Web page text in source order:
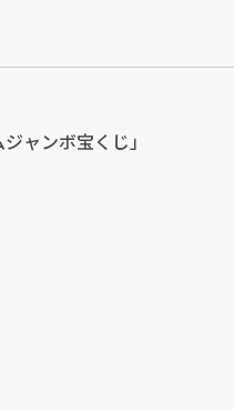
ャンボ宝くじ」